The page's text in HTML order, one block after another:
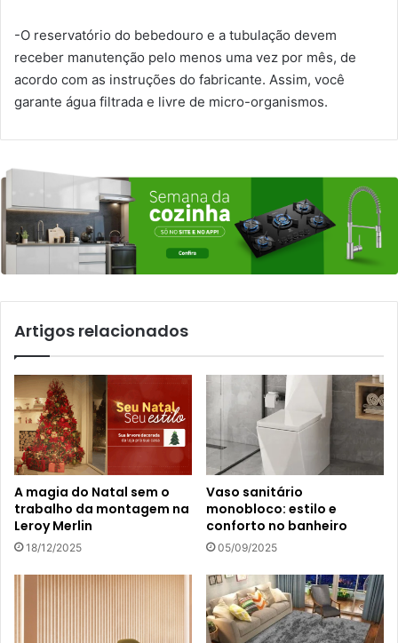
-O reservatório do bebedouro e a tubulação devem
receber manutenção pelo menos uma vez por mês, de
acordo com as instruções do fabricante. Assim, você
garante água filtrada e livre de micro-organismos.
Artigos relacionados
A magia do Natal sem o
trabalho da montagem na
Leroy Merlin
18/12/2025
Vaso sanitário
monobloco: estilo e
conforto no banheiro
05/09/2025